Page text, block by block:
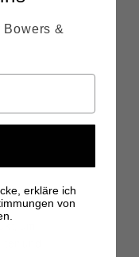
und
&
erkläre ich
von